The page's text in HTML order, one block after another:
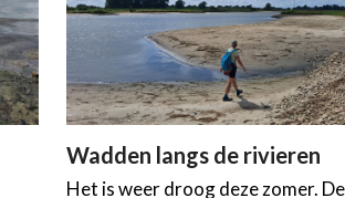
Wadden langs de rivieren
Het is weer droog deze zomer. De